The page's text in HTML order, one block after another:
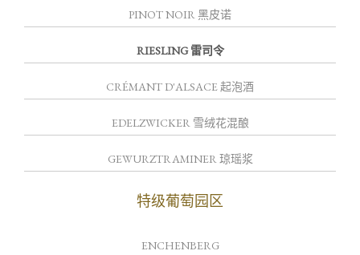
PINOT NOIR 黑皮诺
RIESLING 雷司令
CRÉMANT D'ALSACE 起泡酒
EDELZWICKER 雪绒花混酿
GEWURZTRAMINER 琼瑶浆
特级葡萄园区
ENCHENBERG